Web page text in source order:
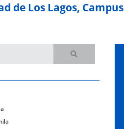
de Los Lagos, Campus